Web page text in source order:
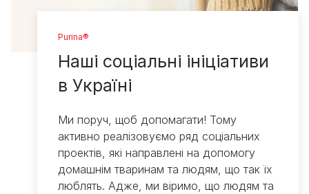
Purina®
Наші соціальні ініціативи
в Україні
Ми поруч, щоб допомагати! Тому
активно реалізовуємо ряд соціальних
проектів, які направлені на допомогу
домашнім тваринам та людям, що так їх
люблять. Адже, ми віримо, що людям та